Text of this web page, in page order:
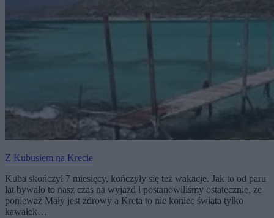
Z Kubusiem na Krecie
Kuba skończył 7 miesięcy, kończyły się też wakacje. Jak to od paru
lat bywało to nasz czas na wyjazd i postanowiliśmy ostatecznie, ze
ponieważ Mały jest zdrowy a Kreta to nie koniec świata tylko
kawałek…